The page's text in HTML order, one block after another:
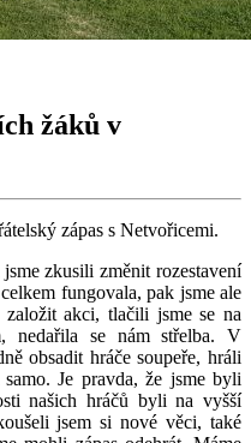
žáků v
zápas s Netvořicemi.
zkusili změnit rozestavení
fungovala, pak jsme ale
akci, tlačili jsme se na
nedařila se nám střelba. V
obsadit hráče soupeře, hráli
Je pravda, že jsme byli
našich hráčů byli na vyšší
jsem si nové věci, také